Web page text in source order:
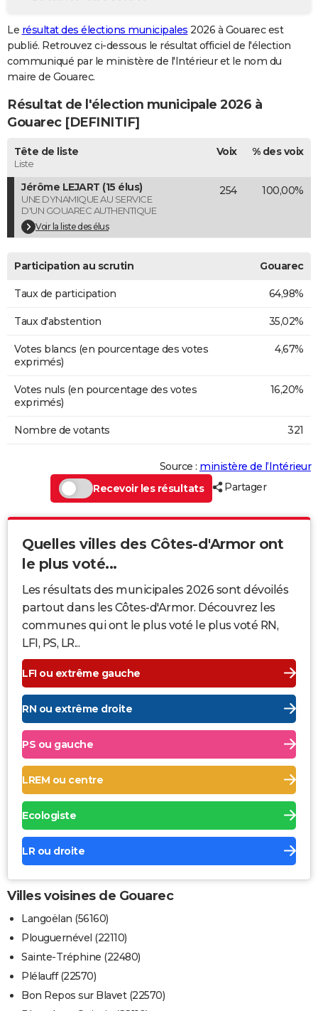
GUIDES D'ACHAT
BONS PLANS
CARTE DE VOEUX
Carte de Noël
Carte Bonne année
Carte Saint-Valentin
Carte Pâques
Carte d'anniversaire
DICTIONNAIRE
Dictionnaire
Biographies
Citations
Expressions
Proverbes
PROGRAMME TV
COPAINS D'AVANT
S'inscrire
Se connecter
Lycées
Collèges
Primaires
Universités
Entreprises
Service militaire
Avis de recherche
AVIS DE DÉCÈS
Bricolage
Lifestyle
Culture
Sport
Auto
Television
Voyage
Cinema
Le résultat des élections municipales 2026 à Gouarec est
publié. Retrouvez ci-dessous le résultat officiel de l'élection
communiqué par le ministère de l'Intérieur et le nom du
maire de Gouarec.
Résultat de l'élection municipale 2026 à
Gouarec [DEFINITIF]
Tête de liste
Liste
Voix % des voix
Jérôme LEJART (15 élus)
UNE DYNAMIQUE AU SERVICE
D'UN GOUAREC AUTHENTIQUE
Voir la liste des élus
254 100,00%
Participation au scrutin Gouarec
Taux de participation 64,98%
Taux d'abstention 35,02%
Votes blancs (en pourcentage des votes
exprimés)
4,67%
Votes nuls (en pourcentage des votes
exprimés)
16,20%
Nombre de votants 321
Source : ministère de l’Intérieur
Recevoir les résultats
Partager
Quelles villes des Côtes-d'Armor ont
le plus voté...
Les résultats des municipales 2026 sont dévoilés
partout dans les Côtes-d'Armor. Découvrez les
communes qui ont le plus voté le plus voté RN,
LFI, PS, LR...
LFI ou extrême gauche
RN ou extrême droite
PS ou gauche
LREM ou centre
Ecologiste
LR ou droite
Villes voisines de Gouarec
Langoëlan (56160)
Plouguernével (22110)
Sainte-Tréphine (22480)
Plélauff (22570)
Bon Repos sur Blavet (22570)